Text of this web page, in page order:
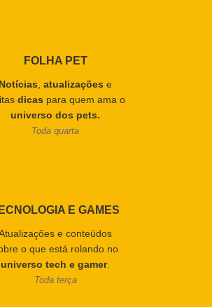
FOLHA PET
Notícias, atualizações e
dicas para quem ama o
universo dos pets.
Toda quarta
E GAMES
e conteúdos
o que está rolando no
universo tech e gamer.
Toda terça